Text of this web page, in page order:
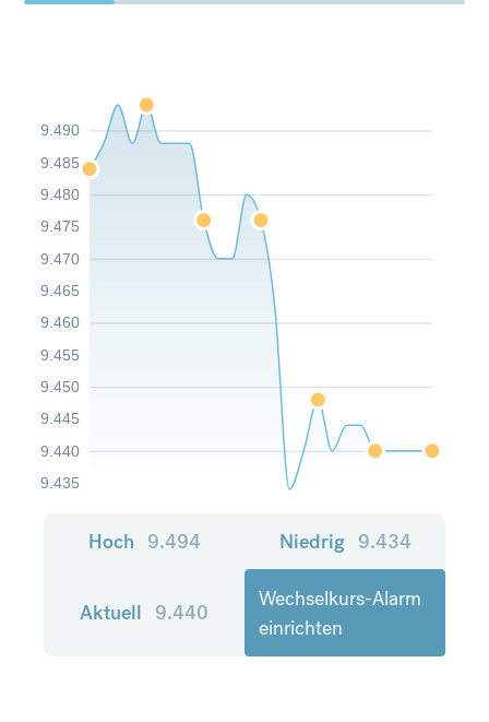
9.435
9.440
9.445
9.450
9.455
9.460
9.465
9.470
9.475
9.480
9.485
9.490
Hoch 9.494 Niedrig 9.434
Aktuell 9.440
Wechselkurs-Alarm
einrichten